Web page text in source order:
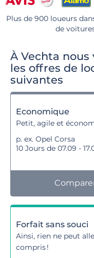
Plus de 900 loueurs
de
À Vechta
les offres de
suivantes
Economique
Petit, agile et
p. ex. Opel Corsa
10 Jours de 07.09 -
Forfait sans souci
Ainsi, rien ne peut
compris !